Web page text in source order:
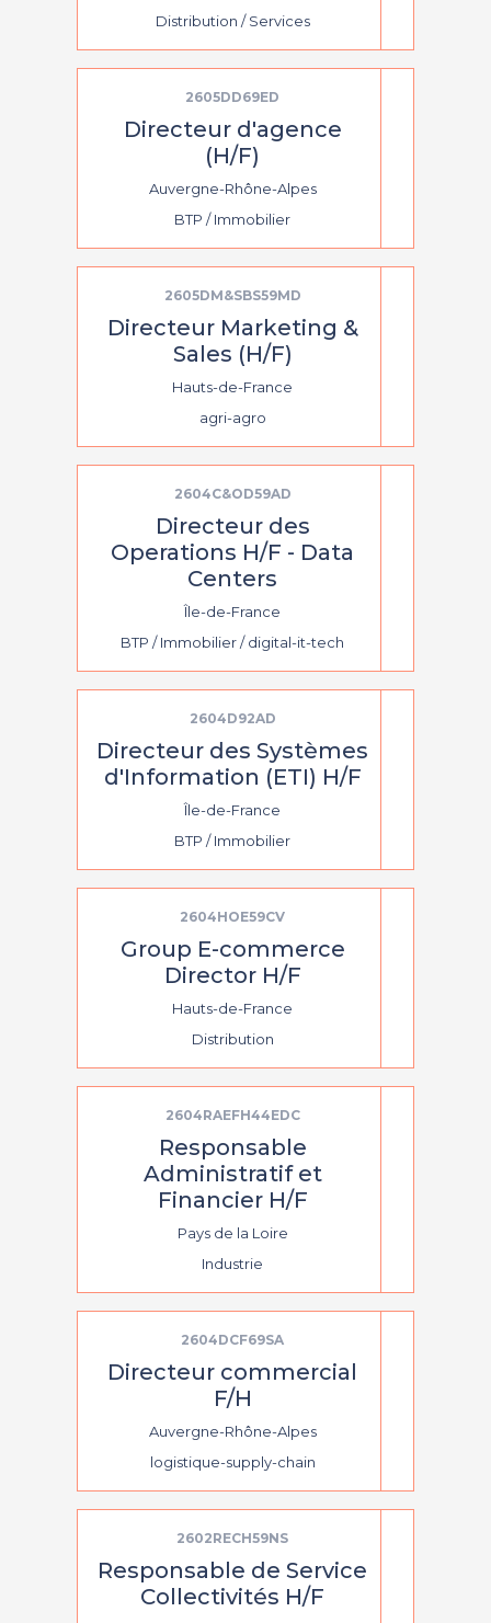
Distribution / Services
2605DD69ED
Directeur d'agence
(H/F)
Auvergne-Rhône-Alpes
BTP / Immobilier
2605DM&SBS59MD
Directeur Marketing &
Sales (H/F)
Hauts-de-France
agri-agro
2604C&OD59AD
Directeur des
Operations H/F - Data
Centers
Île-de-France
BTP / Immobilier / digital-it-tech
2604D92AD
Directeur des Systèmes
d'Information (ETI) H/F
Île-de-France
BTP / Immobilier
2604HOE59CV
Group E-commerce
Director H/F
Hauts-de-France
Distribution
2604RAEFH44EDC
Responsable
Administratif et
Financier H/F
Pays de la Loire
Industrie
2604DCF69SA
Directeur commercial
F/H
Auvergne-Rhône-Alpes
logistique-supply-chain
2602RECH59NS
Responsable de Service
Collectivités H/F